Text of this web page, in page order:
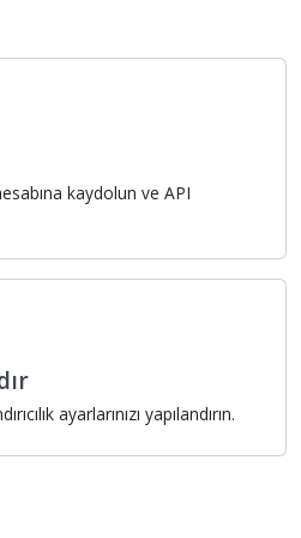
kaydolun ve API
ayarlarınızı yapılandırın.